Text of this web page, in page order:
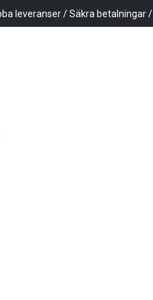
leveranser / Säkra betalningar